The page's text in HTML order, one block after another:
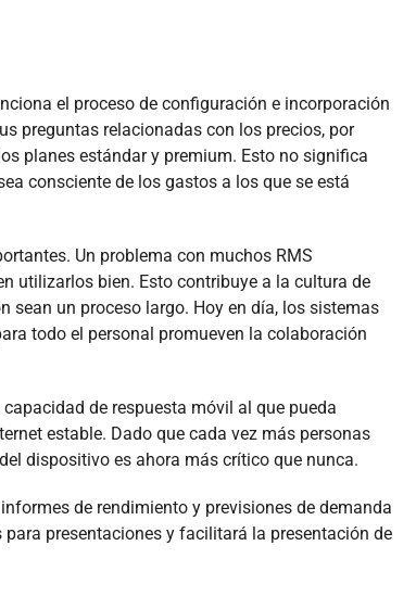
el proceso de configuración e incorporación
preguntas relacionadas con los precios, por
planes estándar y premium. Esto no significa
consciente de los gastos a los que se está
Un problema con muchos RMS
utilizarlos bien. Esto contribuye a la cultura de
un proceso largo. Hoy en día, los sistemas
todo el personal promueven la colaboración
de respuesta móvil al que pueda
estable. Dado que cada vez más personas
dispositivo es ahora más crítico que nunca.
de rendimiento y previsiones de demanda
presentaciones y facilitará la presentación de